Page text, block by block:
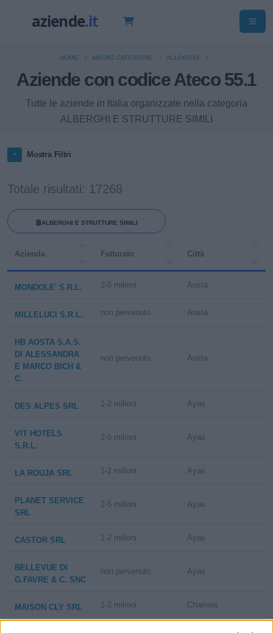
Aziende con codice Ateco 55.1
Tutte le aziende in Italia organizzate nella categoria
ALBERGHI E STRUTTURE SIMILI
HOME MACRO CATEGORIE ALLOGGIO
Mostra Filtri
Totale risultati: 17268
ALBERGHI E STRUTTURE SIMILI
Azienda Fatturato Città
MONDOLE' S.R.L. 2-5 milioni Aosta
MILLELUCI S.R.L. non pervenuto Aosta
HB AOSTA S.A.S.
DI ALESSANDRA
E MARCO BICH &
C.
non pervenuto Aosta
DES ALPES SRL 1-2 milioni Ayas
VIT HOTELS
S.R.L.
2-5 milioni Ayas
LA ROUJA SRL 1-2 milioni Ayas
PLANET SERVICE
SRL
2-5 milioni Ayas
CASTOR SRL 1-2 milioni Ayas
BELLEVUE DI
G.FAVRE & C. SNC
non pervenuto Ayas
MAISON CLY SRL 1-2 milioni Chamois